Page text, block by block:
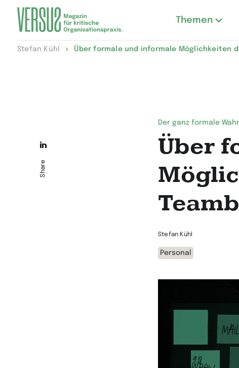
Zur
Themen
Stefan Kühl Über formale und informale Möglichkeiten
Der ganz formale
Über
Stefan Kühl
Personal
Share